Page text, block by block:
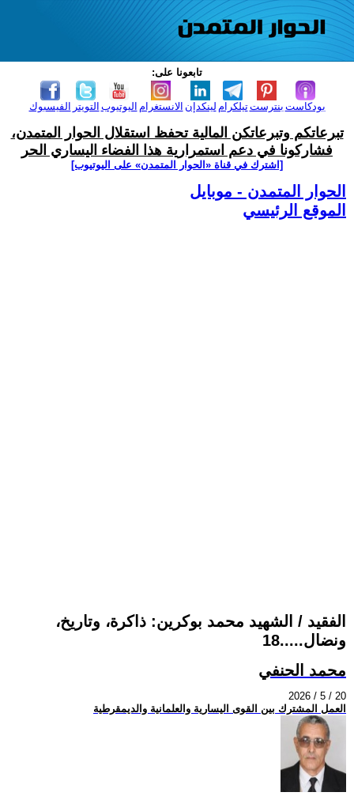
تابعونا على:
الفيسبوك التويتر اليوتيوب الانستغرام لينكدإن تيلكرامبنترست بودكاست
تبرعاتكم وتبرعاتكن المالية تحفظ استقلال الحوار المتمدن،
فشاركونا في دعم استمرارية هذا الفضاء اليساري الحر
[اشترك في قناة ‫«الحوار المتمدن» على اليوتيوب]
الحوار المتمدن - موبايل
الموقع الرئيسي
الفقيد / الشهيد محمد بوكرين: ذاكرة، وتاريخ،
ونضال.....18
محمد الحنفي
2026 / 5 / 20
العمل المشترك بين القوى اليسارية والعلمانية والديمقرطية